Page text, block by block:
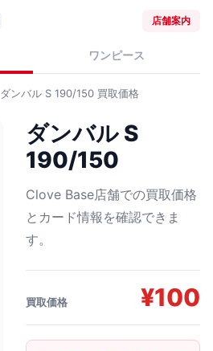
店舗案内
ワンピース
ダンバル S 190/150 買取価格
ダンバル S
190/150
Clove Base店舗での買取価格
とカード情報を確認できま
す。
買取価格 ¥100